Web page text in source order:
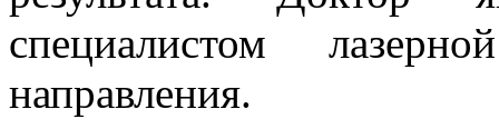
специалистом
направления.